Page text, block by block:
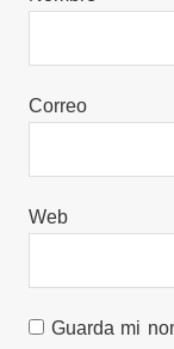
Web
Guarda mi